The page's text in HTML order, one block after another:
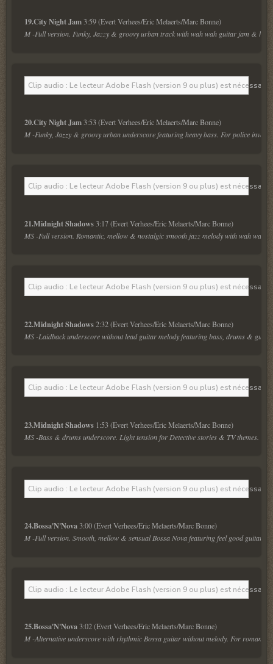
19.City Night Jam
3:59 (Evert Verhees/Eric Melaerts/Marc Bonne)
M -Full version. Funky, Jazzy & groovy urban track with wah wah guitar jam &
Clip audio : Le lecteur Adobe Flash (version 9 ou plus) est
20.City Night Jam
3:53 (Evert Verhees/Eric Melaerts/Marc Bonne)
M -Funky, Jazzy & groovy urban underscore featuring heavy bass. For police
Clip audio : Le lecteur Adobe Flash (version 9 ou plus) est
21.Midnight Shadows
3:17 (Evert Verhees/Eric Melaerts/Marc Bonne)
MS -Full version. Romantic, mellow & nostalgic smooth jazz melody with wah wah
Clip audio : Le lecteur Adobe Flash (version 9 ou plus) est
22.Midnight Shadows
2:32 (Evert Verhees/Eric Melaerts/Marc Bonne)
MS -Laidback underscore without lead guitar melody featuring bass, drums &
Clip audio : Le lecteur Adobe Flash (version 9 ou plus) est
23.Midnight Shadows
1:53 (Evert Verhees/Eric Melaerts/Marc Bonne)
MS -Bass & drums underscore. Light tension for Detective stories & TV themes.
Clip audio : Le lecteur Adobe Flash (version 9 ou plus) est
24.Bossa'N'Nova
3:00 (Evert Verhees/Eric Melaerts/Marc Bonne)
M -Full version. Smooth, mellow & sensual Bossa Nova featuring feel good guitar
Clip audio : Le lecteur Adobe Flash (version 9 ou plus) est
25.Bossa'N'Nova
3:02 (Evert Verhees/Eric Melaerts/Marc Bonne)
M -Alternative underscore with rhythmic Bossa guitar without melody. For romantic